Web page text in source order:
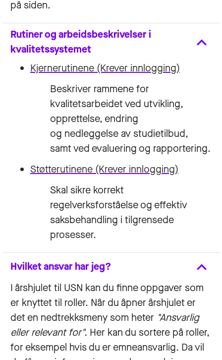
på siden.
Rutiner og arbeidsbeskrivelser i
kvalitetssystemet
Kjernerutinene (Krever innlogging)
Beskriver rammene for
kvalitetsarbeidet ved utvikling,
opprettelse, endring
og nedleggelse av studietilbud,
samt ved evaluering og rapportering.
Støtterutinene (Krever innlogging)
Skal sikre korrekt
regelverksforståelse og effektiv
saksbehandling i tilgrensede
prosesser.
Hvilket ansvar har jeg?
I årshjulet til USN kan du finne oppgaver som
er knyttet til roller. Når du åpner årshjulet er
det en nedtrekksmeny som heter "Ansvarlig
eller relevant for". Her kan du sortere på roller,
for eksempel hvis du er emneansvarlig. Da vil